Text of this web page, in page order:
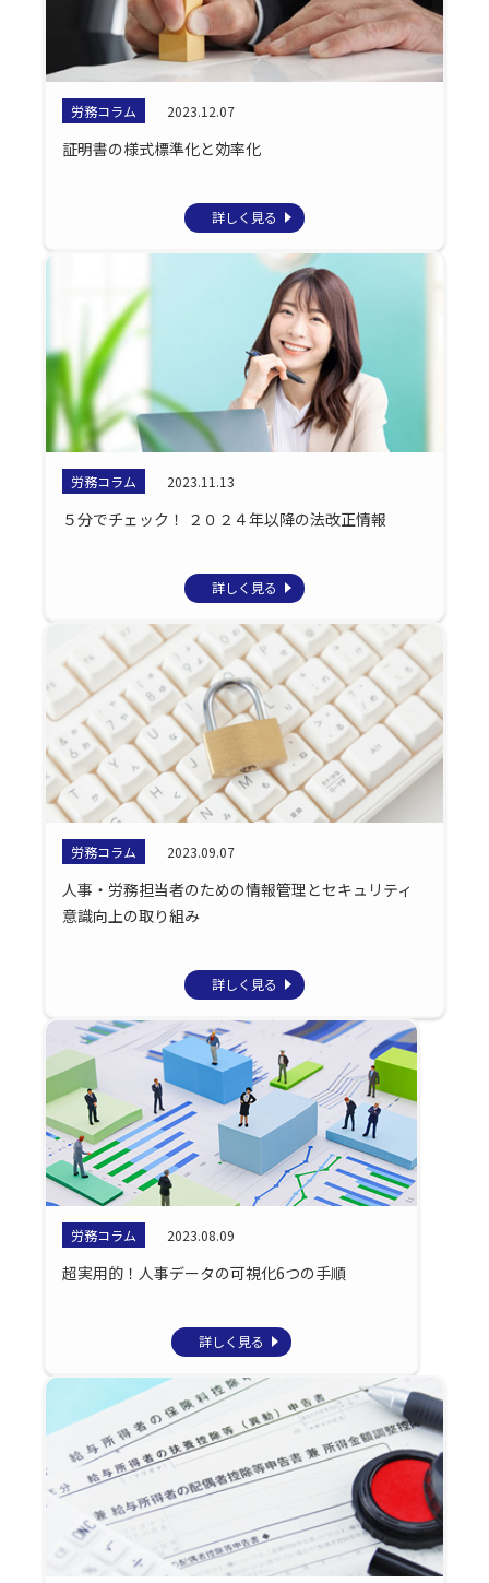
労務コラム 2023.12.07
証明書の様式標準化と効率化
詳しく見る
労務コラム 2023.11.13
５分でチェック！ ２０２４年以降の法改正情報
詳しく見る
労務コラム 2023.09.07
人事・労務担当者のための情報管理とセキュリティ
意識向上の取り組み
詳しく見る
労務コラム 2023.08.09
超実用的！人事データの可視化6つの手順
詳しく見る